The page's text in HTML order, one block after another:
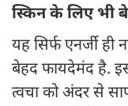
स्किन के लिए भी
यह सिर्फ एनर्जी ही
बेहद फायदेमंद है.
त्वचा को अंदर से